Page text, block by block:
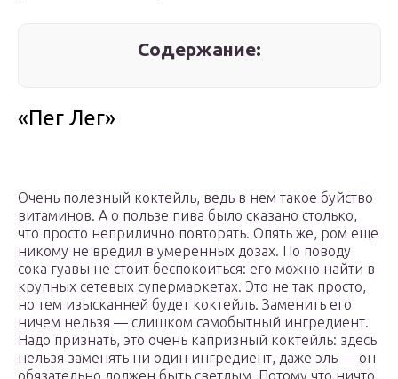
Содержание:
«Пег Лег»
Очень полезный коктейль, ведь в нем такое буйство
витаминов. А о пользе пива было сказано столько,
что просто неприлично повторять. Опять же, ром еще
никому не вредил в умеренных дозах. По поводу
сока гуавы не стоит беспокоиться: его можно найти в
крупных сетевых супермаркетах. Это не так просто,
но тем изысканней будет коктейль. Заменить его
ничем нельзя — слишком самобытный ингредиент.
Надо признать, это очень капризный коктейль: здесь
нельзя заменять ни один ингредиент, даже эль — он
обязательно должен быть светлым. Потому что ничто